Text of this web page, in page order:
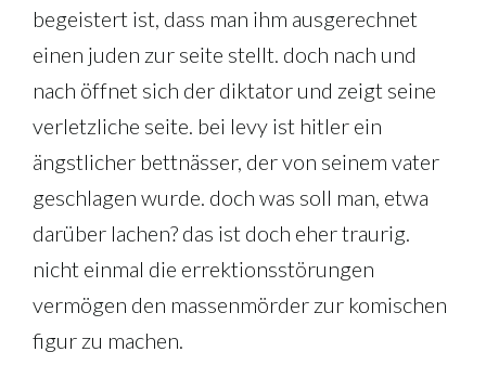
begeistert ist, dass man ihm ausgerechnet
einen juden zur seite stellt. doch nach und
nach öffnet sich der diktator und zeigt seine
verletzliche seite. bei levy ist hitler ein
ängstlicher bettnässer, der von seinem vater
geschlagen wurde. doch was soll man, etwa
darüber lachen? das ist doch eher traurig.
nicht einmal die errektionsstörungen
vermögen den massenmörder zur komischen
figur zu machen.